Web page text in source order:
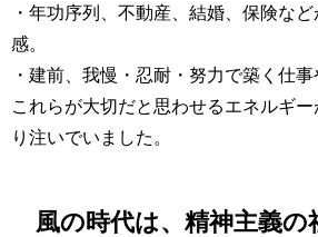
・年功序列、不動産、結婚、保険な
感。
・建前、我慢・忍耐・努力で築く仕事
これらが大切だと思わせるエネルギ
り注いでいました。
風の時代は、精神主義の